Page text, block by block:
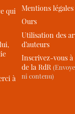
qui
à
Mentions légales
Ours
Utilisation des
d’auteurs
Inscrivez-vous
de la RdR
ni contenu)